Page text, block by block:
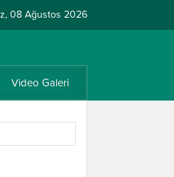
08 Ağustos 2026
Video Galeri